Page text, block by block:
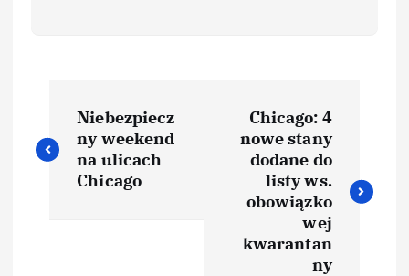
Niebezpiecz
ny weekend
na ulicach
Chicago
Chicago: 4
nowe stany
dodane do
listy ws.
obowiązko
wej
kwarantan
ny